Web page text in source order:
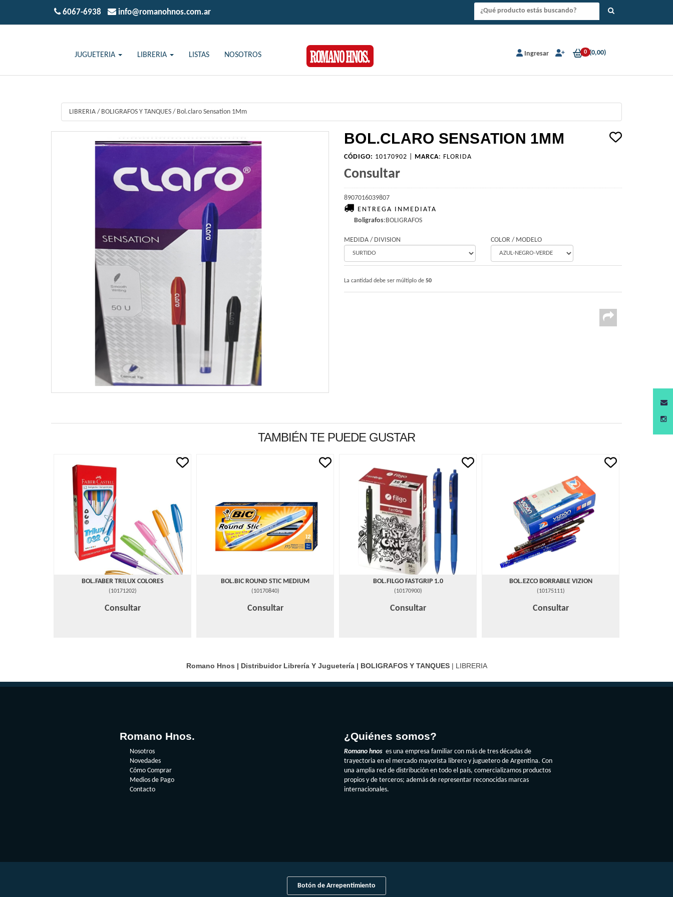
6067-6938 info@romanohnos.com.ar
Ingresar 0 (0,00)
JUGUETERIA LIBRERIA LISTAS NOSOTROS
LIBRERIA / BOLIGRAFOS Y TANQUES / Bol.claro Sensation 1Mm
BOL.CLARO SENSATION 1MM
CÓDIGO: 10170902 | MARCA: FLORIDA
Consultar
8907016039807
ENTREGA INMEDIATA
Boligrafos:BOLIGRAFOS
MEDIDA / DIVISION COLOR / MODELO
La cantidad debe ser múltiplo de 50
TAMBIÉN TE PUEDE GUSTAR
BOL.FABER TRILUX COLORES
(10171202)
Consultar
BOL.BIC ROUND STIC MEDIUM
(10170840)
Consultar
BOL.FILGO FASTGRIP 1.0
(10170900)
Consultar
BOL.EZCO BORRABLE VIZION
(10175111)
Consultar
Romano Hnos | Distribuidor Librería Y Juguetería | BOLIGRAFOS Y TANQUES| LIBRERIA
Romano Hnos.
Nosotros
Novedades
Cómo Comprar
Medios de Pago
Contacto
¿Quiénes somos?
Romano hnos es una empresa familiar con más de tres décadas de
trayectoria en el mercado mayorista librero y juguetero de Argentina. Con
una amplia red de distribución en todo el país, comercializamos productos
propios y de terceros; además de representar reconocidas marcas
internacionales.
Botón de Arrepentimiento